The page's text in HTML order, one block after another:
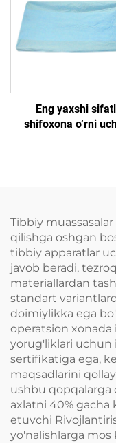
Eng yaxshi
shifoxona o‘rni
Tibbiy
qilishga oshgan
tibbiy apparatlar
javob beradi,
materiallardan
standart
doimiylikka ega
operatsion
yorug'liklari uchun
sertifikatiga ega,
maqsadlarini
ushbu qopqalarga
axlatni 40% gacha
etuvchi
yo'nalishlarga mos